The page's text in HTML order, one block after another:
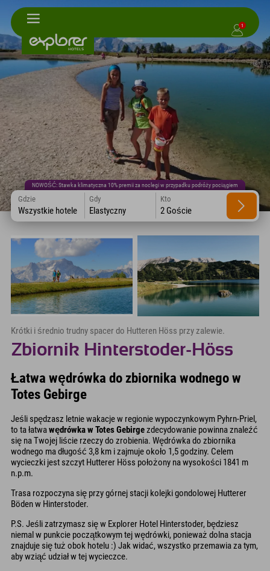
1
NOWOŚĆ: Stawka klimatyczna 10% premii za noclegi w przypadku podróży pociągiem
Gdzie
Wszystkie hotele
Gdy
Elastyczny
Kto
2 Goście
Krótki i średnio trudny spacer do Hutteren Höss przy zalewie.
Zbiornik Hinterstoder-Höss
Łatwa wędrówka do zbiornika wodnego w
Totes Gebirge
Jeśli spędzasz letnie wakacje w regionie wypoczynkowym Pyhrn-Priel,
to ta łatwawędrówka w Totes Gebirgezdecydowanie powinna znaleźć
się na Twojej liście rzeczy do zrobienia. Wędrówka do zbiornika
wodnego ma długość 3,8 km i zajmuje około 1,5 godziny. Celem
wycieczki jest szczyt Hutterer Höss położony na wysokości 1841 m
n.p.m.
Trasa rozpoczyna się przy górnej stacji kolejki gondolowej Hutterer
Böden w Hinterstoder.
P.S. Jeśli zatrzymasz się w Explorer Hotel Hinterstoder, będziesz
niemal w punkcie początkowym tej wędrówki, ponieważ dolna stacja
znajduje się tuż obok hotelu :) Jak widać, wszystko przemawia za tym,
aby wziąć udział w tej wycieczce.